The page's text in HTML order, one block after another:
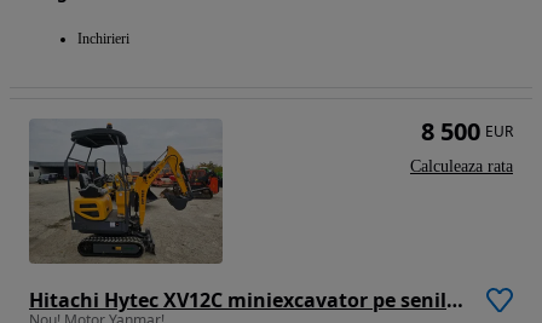
Inchirieri
Hitachi Hytec XV12C miniexcavator pe senile NOU! Motor yanmar
8 500 EUR
Calculeaza rata